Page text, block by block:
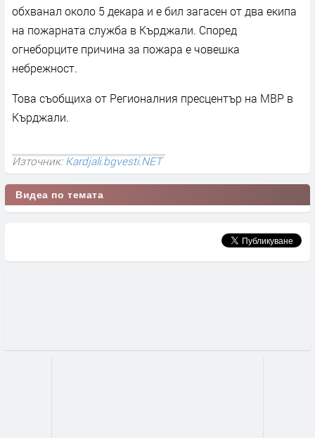
обхванал около 5 декара и е бил загасен от два екипа
на пожарната служба в Кърджали. Според
огнеборците причина за пожара е човешка
небрежност.
Това съобщиха от Регионалния пресцентър на МВР в
Кърджали.
Източник:Kardjali.bgvesti.NET
Видеа по темата